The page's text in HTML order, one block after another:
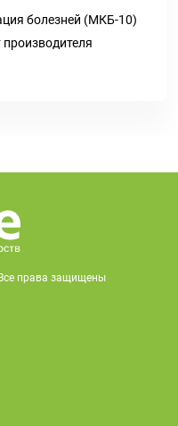
болезней (МКБ-10)
права защищены